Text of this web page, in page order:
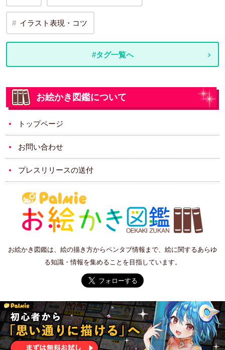
イラスト表現・コツ
#タグ一覧へ
お絵かき図鑑について
トップページ
お問い合わせ
プレスリリースの送付
お絵かき図鑑は、絵の描き方からペンタブ情報まで、絵に関するあらゆ
る知識・情報を集めることを目指しています。